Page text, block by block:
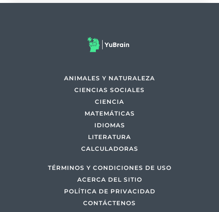
ANIMALES Y NATURALEZA
CIENCIAS SOCIALES
CIENCIA
MATEMÁTICAS
IDIOMAS
LITERATURA
CALCULADORAS
TÉRMINOS Y CONDICIONES DE USO
ACERCA DEL SITIO
POLÍTICA DE PRIVACIDAD
CONTÁCTENOS